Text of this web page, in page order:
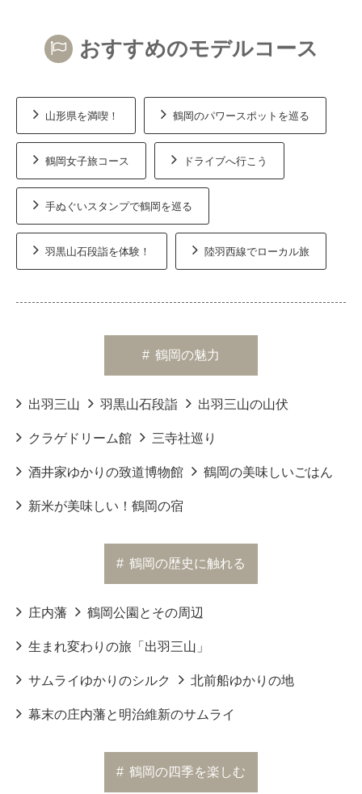
おすすめのモデルコース
山形県を満喫！ 鶴岡のパワースポットを巡る
鶴岡女子旅コース ドライブへ行こう
手ぬぐいスタンプで鶴岡を巡る
羽黒山石段詣を体験！ 陸羽西線でローカル旅
# 鶴岡の魅力
出羽三山 羽黒山石段詣 出羽三山の山伏
クラゲドリーム館 三寺社巡り
酒井家ゆかりの致道博物館 鶴岡の美味しいごはん
新米が美味しい！鶴岡の宿
# 鶴岡の歴史に触れる
庄内藩 鶴岡公園とその周辺
生まれ変わりの旅「出羽三山」
サムライゆかりのシルク 北前船ゆかりの地
幕末の庄内藩と明治維新のサムライ
# 鶴岡の四季を楽しむ